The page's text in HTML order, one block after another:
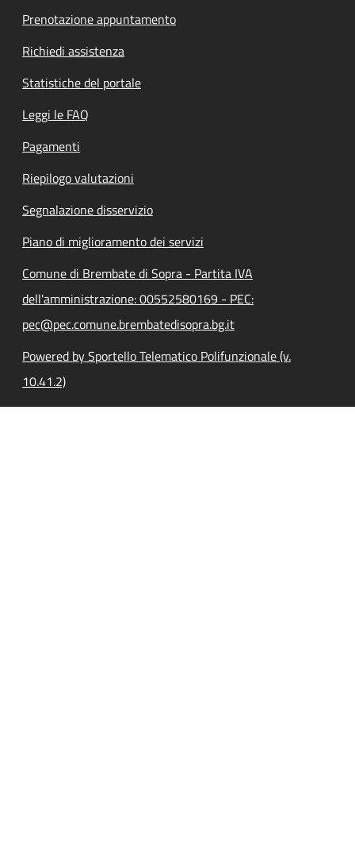
Prenotazione appuntamento
Richiedi assistenza
Statistiche del portale
Leggi le FAQ
Pagamenti
Riepilogo valutazioni
Segnalazione disservizio
Piano di miglioramento dei servizi
Comune di Brembate di Sopra - Partita IVA
dell'amministrazione: 00552580169 - PEC:
pec@pec.comune.brembatedisopra.bg.it
Powered by Sportello Telematico Polifunzionale (v.
10.41.2)